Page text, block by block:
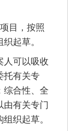
目，按照
起草。
可以吸收
托有关专
综合性、全
由有关专门
织起草。